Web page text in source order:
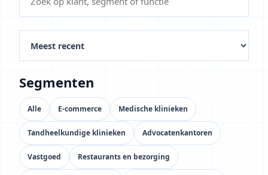
Segmenten
Alle E-commerce Medische klinieken
Tandheelkundige klinieken Advocatenkantoren
Vastgoed Restaurants en bezorging